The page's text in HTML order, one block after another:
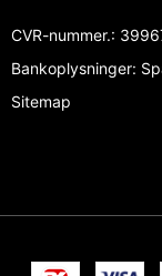
CVR-nummer.:
Bankoplysninger:
Sitemap